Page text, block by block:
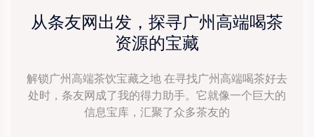
从条友网出发，探寻广州高端喝茶
资源的宝藏
解锁广州高端茶饮宝藏之地 在寻找广州高端喝茶好去
处时，条友网成了我的得力助手。它就像一个巨大的
信息宝库，汇聚了众多茶友的